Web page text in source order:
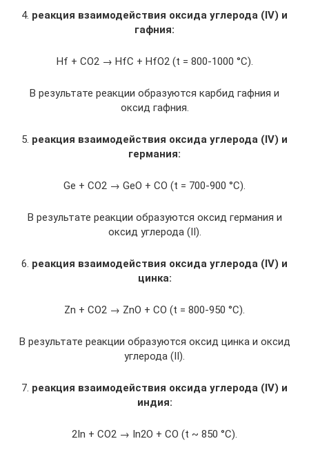
4. реакция взаимодействия оксида углерода (IV) и
гафния:
Hf + CO2 → HfC + HfO2 (t = 800-1000 °C).
В результате реакции образуются карбид гафния и
оксид гафния.
5. реакция взаимодействия оксида углерода (IV) и
германия:
Ge + CO2 → GeO + CO (t = 700-900 °C).
В результате реакции образуются оксид германия и
оксид углерода (II).
6. реакция взаимодействия оксида углерода (IV) и
цинка:
Zn + CO2 → ZnO + CO (t = 800-950 °C).
В результате реакции образуются оксид цинка и оксид
углерода (II).
7. реакция взаимодействия оксида углерода (IV) и
индия:
2In + CO2 → In2O + CO (t ~ 850 °C).